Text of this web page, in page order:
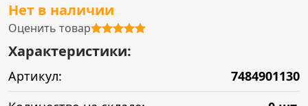
Нет в наличии
Оценить товар
Характеристики:
Артикул:
7484901130